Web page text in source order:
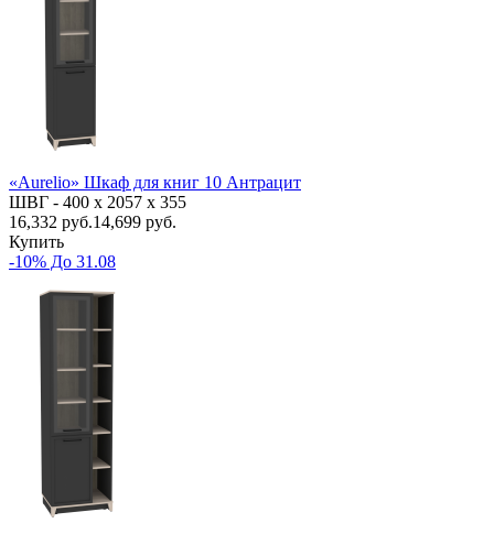
«Aurelio» Шкаф для книг 10 Антрацит
ШВГ - 400 х 2057 х 355
16,332 руб.14,699 руб.
Купить
-10% До 31.08